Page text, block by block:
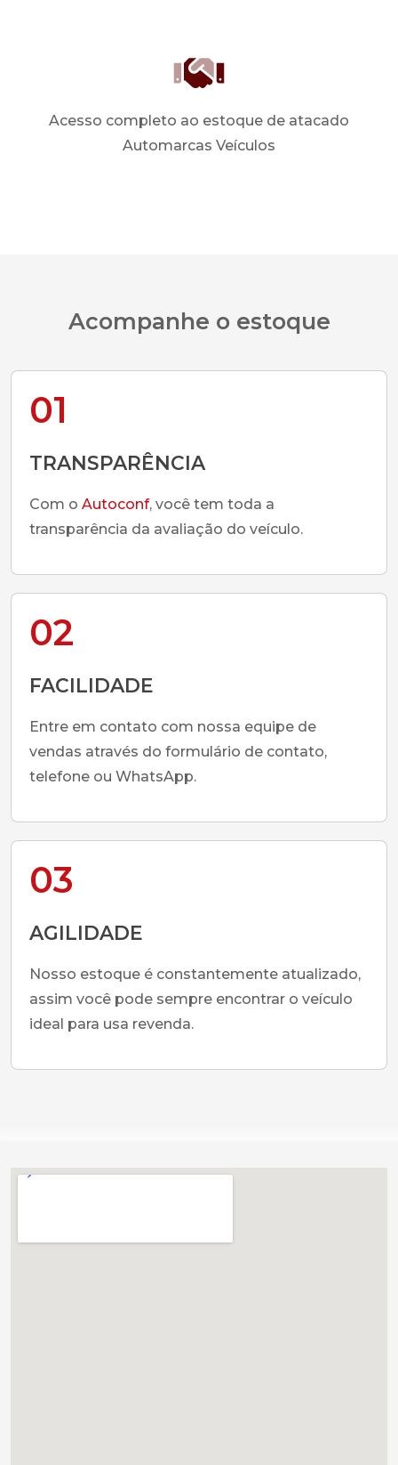
Acesso completo ao estoque de atacado
Automarcas Veículos
Acompanhe o estoque
01
TRANSPARÊNCIA
Com o Autoconf, você tem toda a
transparência da avaliação do veículo.
02
FACILIDADE
Entre em contato com nossa equipe de
vendas através do formulário de contato,
telefone ou WhatsApp.
03
AGILIDADE
Nosso estoque é constantemente atualizado,
assim você pode sempre encontrar o veículo
ideal para usa revenda.